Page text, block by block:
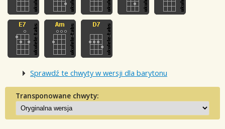
Sprawdź te chwyty w wersji dla barytonu
Transponowane chwyty: